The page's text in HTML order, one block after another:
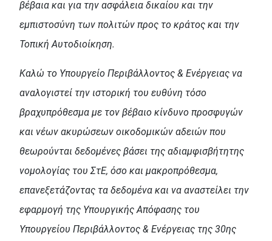
βέβαια και για την ασφάλεια δικαίου και την
εμπιστοσύνη των πολιτών προς το κράτος και την
Τοπική Αυτοδιοίκηση.
Καλώ το Υπουργείο Περιβάλλοντος & Ενέργειας να
αναλογιστεί την ιστορική του ευθύνη τόσο
βραχυπρόθεσμα με τον βέβαιο κίνδυνο προσφυγών
και νέων ακυρώσεων οικοδομικών αδειών που
θεωρούνται δεδομένες βάσει της αδιαμφισβήτητης
νομολογίας του ΣτΕ, όσο και μακροπρόθεσμα,
επανεξετάζοντας τα δεδομένα και να αναστείλει την
εφαρμογή της Υπουργικής Απόφασης του
Υπουργείου Περιβάλλοντος & Ενέργειας της 30ης